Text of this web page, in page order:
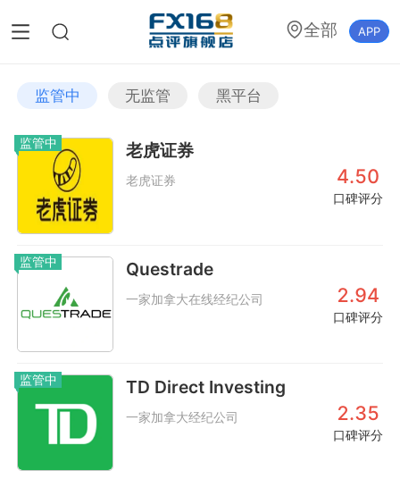
全部 APP
监管中 无监管 黑平台
监管中 老虎证券
老虎证券 4.50
口碑评分
监管中 Questrade
一家加拿大在线经纪公司 2.94
口碑评分
监管中 TD Direct Investing
一家加拿大经纪公司 2.35
口碑评分